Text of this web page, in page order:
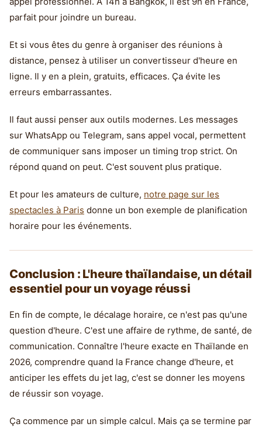
parfait pour joindre un bureau.
Et si vous êtes du genre à organiser des réunions à
distance, pensez à utiliser un convertisseur d'heure en
ligne. Il y en a plein, gratuits, efficaces. Ça évite les
erreurs embarrassantes.
Il faut aussi penser aux outils modernes. Les messages
sur WhatsApp ou Telegram, sans appel vocal, permettent
de communiquer sans imposer un timing trop strict. On
répond quand on peut. C'est souvent plus pratique.
Et pour les amateurs de culture, notre page sur les
spectacles à Paris donne un bon exemple de planification
horaire pour les événements.
Conclusion : L'heure thaïlandaise, un détail
essentiel pour un voyage réussi
En fin de compte, le décalage horaire, ce n'est pas qu'une
question d'heure. C'est une affaire de rythme, de santé, de
communication. Connaître l'heure exacte en Thaïlande en
2026, comprendre quand la France change d'heure, et
anticiper les effets du jet lag, c'est se donner les moyens
de réussir son voyage.
Ça commence par un simple calcul. Mais ça se termine par